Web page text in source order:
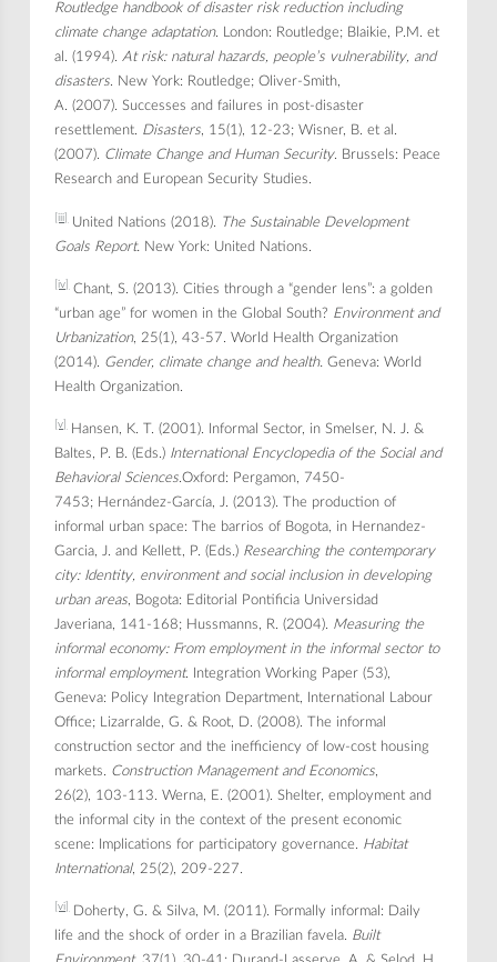
Routledge handbook of disaster risk reduction including
climate change adaptation. London: Routledge; Blaikie, P.M. et
al. (1994).At risk: natural hazards, people’s vulnerability, and
disasters. New York: Routledge; Oliver-Smith,
A. (2007). Successes and failures in post-disaster
resettlement. Disasters, 15(1), 12-23; Wisner, B. et al.
(2007). Climate Change and Human Security. Brussels: Peace
Research and European Security Studies.
[iii] United Nations (2018).
The Sustainable Development
Goals Report. New York: United Nations.
[iv] Chant, S. (2013). Cities through a “gender lens”: a golden
“urban age” for women in the Global South? Environment and
Urbanization, 25(1), 43-57. World Health Organization
(2014). Gender, climate change and health. Geneva: World
Health Organization.
[v] Hansen, K. T. (2001). Informal Sector, in Smelser, N. J. &
Baltes, P. B. (Eds.) International Encyclopedia of the Social and
Behavioral Sciences.Oxford: Pergamon, 7450-
7453; Hernández-García, J. (2013). The production of
informal urban space: The barrios of Bogota, in Hernandez-
Garcia, J. and Kellett, P. (Eds.) Researching the contemporary
city: Identity, environment and social inclusion in developing
urban areas, Bogota: Editorial Pontificia Universidad
Javeriana, 141-168; Hussmanns, R. (2004). Measuring the
informal economy: From employment in the informal sector to
informal employment. Integration Working Paper (53),
Geneva: Policy Integration Department, International Labour
Office; Lizarralde, G. & Root, D. (2008). The informal
construction sector and the inefficiency of low-cost housing
markets. Construction Management and Economics,
26(2), 103-113. Werna, E. (2001). Shelter, employment and
the informal city in the context of the present economic
scene: Implications for participatory governance. Habitat
International, 25(2), 209-227.
[vi] Doherty, G. & Silva, M. (2011). Formally informal: Daily
life and the shock of order in a Brazilian favela. Built